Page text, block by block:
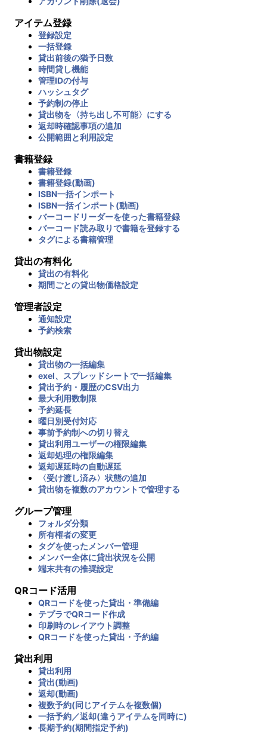
アイテム登録
登録設定
一括登録
貸出前後の猶予日数
時間貸し機能
管理IDの付与
ハッシュタグ
予約制の停止
貸出物を〈持ち出し不可能〉にする
返却時確認事項の追加
公開範囲と利用設定
書籍登録
書籍登録
書籍登録(動画)
ISBN一括インポート
ISBN一括インポート(動画)
バーコードリーダーを使った書籍登録
バーコード読み取りで書籍を登録する
タグによる書籍管理
貸出の有料化
貸出の有料化
期間ごとの貸出物価格設定
管理者設定
通知設定
予約検索
貸出物設定
貸出物の一括編集
exel、スプレッドシートで一括編集
貸出予約・履歴のCSV出力
最大利用数制限
予約延長
曜日別受付対応
事前予約制への切り替え
貸出利用ユーザーの権限編集
返却処理の権限編集
返却遅延時の自動遅延
〈受け渡し済み〉状態の追加
貸出物を複数のアカウントで管理する
グループ管理
フォルダ分類
所有権者の変更
タグを使ったメンバー管理
メンバー全体に貸出状況を公開
端末共有の推奨設定
QRコード活用
QRコードを使った貸出・準備編
テプラでQRコード作成
印刷時のレイアウト調整
QRコードを使った貸出・予約編
貸出利用
貸出利用
貸出(動画)
返却(動画)
複数予約(同じアイテムを複数個)
一括予約／返却(違うアイテムを同時に)
長期予約(期間指定予約)